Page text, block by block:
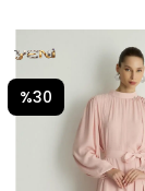
%30